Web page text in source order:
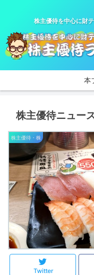
株主優待を中心に財
本
株主優待ニュ
株主優待・株
Twitter